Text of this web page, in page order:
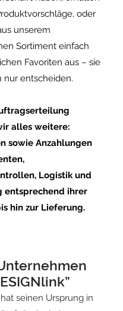
oder
unserem
Sortiment einfach
Favoriten aus – sie
nur entscheiden.
alles weitere:
sowie Anzahlungen
Logistik und
entsprechend ihrer
hin zur Lieferung.
1
seinen Ursprung in